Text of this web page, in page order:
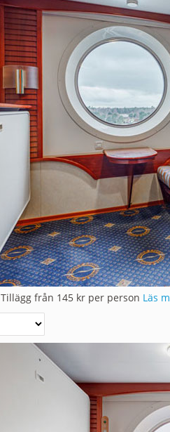
Tillägg från 145 kr per person Läs